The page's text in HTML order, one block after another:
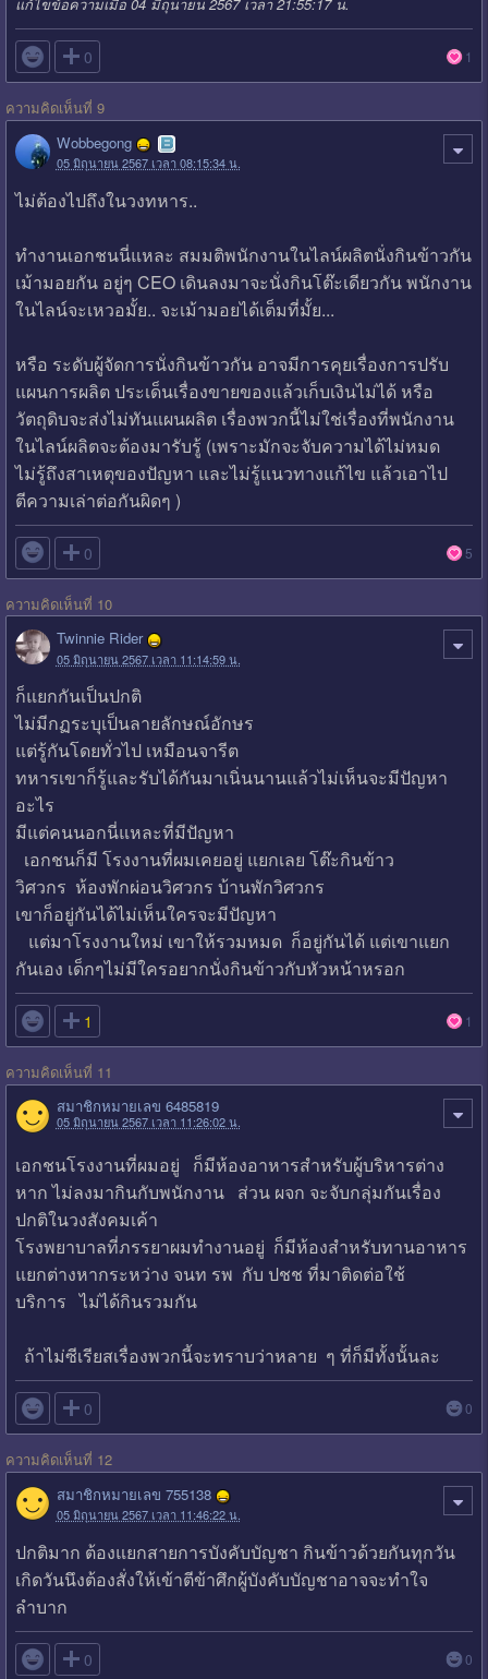
 0 1
ความคิดเห็นที่ 9
Wobbegong
05 มิถุนายน 2567 เวลา 08:15:34 น.
ไม่ต้องไปถึงในวงทหาร..
ทำงานเอกชนนี่แหละ สมมติพนักงานในไลน์ผลิตนั่งกินข้าวกัน
เม้ามอยกัน อยู่ๆ CEO เดินลงมาจะนั่งกินโต๊ะเดียวกัน พนักงาน
ในไลน์จะเหวอมั้ย.. จะเม้ามอยได้เต็มที่มั้ย...
หรือ ระดับผู้จัดการนั่งกินข้าวกัน อาจมีการคุยเรื่องการปรับ
แผนการผลิต ประเด็นเรื่องขายของแล้วเก็บเงินไม่ได้ หรือ
วัตถุดิบจะส่งไม่ทันแผนผลิต เรื่องพวกนี้ไม่ใช่เรื่องที่พนักงาน
ในไลน์ผลิตจะต้องมารับรู้ (เพราะมักจะจับความได้ไม่หมด
ไม่รู้ถึงสาเหตุของปัญหา และไม่รู้แนวทางแก้ไข แล้วเอาไป
ตีความเล่าต่อกันผิดๆ )
 0 5
ความคิดเห็นที่ 10
Twinnie Rider
05 มิถุนายน 2567 เวลา 11:14:59 น.
ก็แยกกันเป็นปกติ
ไม่มีกฏระบุเป็นลายลักษณ์อักษร
แต่รู้กันโดยทั่วไป เหมือนจารีต
ทหารเขาก็รู้และรับได้กันมาเนิ่นนานแล้วไม่เห็นจะมีปัญหา
อะไร
มีแต่คนนอกนี่แหละที่มีปัญหา
เอกชนก็มี โรงงานที่ผมเคยอยู่ แยกเลย โต๊ะกินข้าว
วิศวกร ห้องพักผ่อนวิศวกร บ้านพักวิศวกร
เขาก็อยู่กันได้ไม่เห็นใครจะมีปัญหา
แต่มาโรงงานใหม่ เขาให้รวมหมด ก็อยู่กันได้ แต่เขาแยก
กันเอง เด็กๆไม่มีใครอยากนั่งกินข้าวกับหัวหน้าหรอก
 1 1
ความคิดเห็นที่ 11
สมาชิกหมายเลข 6485819
05 มิถุนายน 2567 เวลา 11:26:02 น.
เอกชนโรงงานที่ผมอยู่ ก็มีห้องอาหารสำหรับผู้บริหารต่าง
หาก ไม่ลงมากินกับพนักงาน ส่วน ผจก จะจับกลุ่มกันเรื่อง
ปกติในวงสังคมเค้า
โรงพยาบาลที่ภรรยาผมทำงานอยู่ ก็มีห้องสำหรับทานอาหาร
แยกต่างหากระหว่าง จนท รพ กับ ปชช ที่มาติดต่อใช้
บริการ ไม่ได้กินรวมกัน
ถ้าไม่ซีเรียสเรื่องพวกนี้จะทราบว่าหลาย ๆ ที่ก็มีทั้งนั้นละ
 0 0
ความคิดเห็นที่ 12
สมาชิกหมายเลข 755138
05 มิถุนายน 2567 เวลา 11:46:22 น.
ปกติมาก ต้องแยกสายการบังคับบัญชา กินข้าวด้วยกันทุกวัน
เกิดวันนึงต้องสั่งให้เข้าตีข้าศึกผู้บังคับบัญชาอาจจะทำใจ
ลำบาก
 0 0